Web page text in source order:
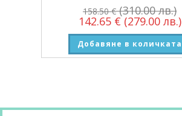
158.50€ (310.00 лв.)
142.65 € (279.00 лв.)
Добавяне в количката